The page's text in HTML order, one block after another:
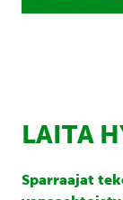
LAITA
Sparraajat